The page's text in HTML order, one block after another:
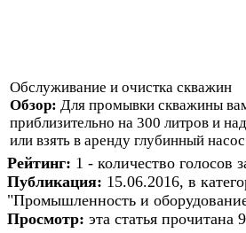
Обслуживание и очистка скважин
Обзор: Для промывки скважины
приблизительно на 300 литров и
или взять в аренду глубинный
Рейтинг: 1 - количество голосов
Публикация: 15.06.2016, в
"Промышленность и
Просмотр: эта статья прочитана